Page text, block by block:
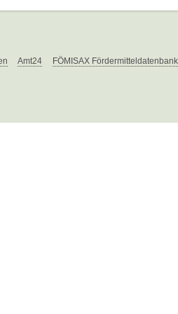
Amt24 FÖMISAX Fördermitteldatenbank